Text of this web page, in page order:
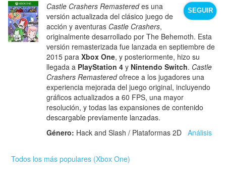
SEGUIR
Castle Crashers Remasteredes una
versión actualizada del clásico juego de
acción y aventuras Castle Crashers,
originalmente desarrollado por The Behemoth. Esta
versión remasterizada fue lanzada en septiembre de
2015 paraXbox One, y posteriormente, hizo su
llegada a PlayStation 4 y Nintendo Switch. Castle
Crashers Remasteredofrece a los jugadores una
experiencia mejorada del juego original, incluyendo
gráficos actualizados a 60 FPS, una mayor
resolución, y todas las expansiones de contenido
descargable previamente lanzadas.
Género: Hack and Slash / Plataformas 2DAnálisis
Todos los más populares (Xbox One)